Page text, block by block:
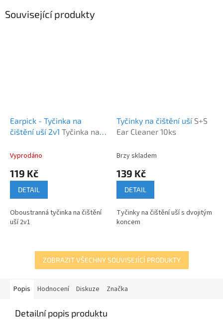
Související produkty
Earpick - Tyčinka na
čištění uší 2v1 Tyčinka na
Vyprodáno
119 Kč
DETAIL
Oboustranná tyčinka na čištění
uší 2v1
Tyčinky na čištění uší S+S
Ear Cleaner 10ks
Brzy skladem
139 Kč
DETAIL
Tyčinky na čištění uší s dvojitým
koncem
ZOBRAZIT VŠECHNY SOUVISEJÍCÍ PRODUKTY
Popis Hodnocení Diskuze Značka
Detailní popis produktu